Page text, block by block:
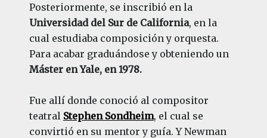
Posteriormente, se inscribió en la
Universidad del Sur de California, en la
cual estudiaba composición y orquesta.
Para acabar graduándose y obteniendo un
Máster en Yale, en 1978.
Fue allí donde conoció al compositor
teatral Stephen Sondheim, el cual se
convirtió en su mentor y guía. Y Newman